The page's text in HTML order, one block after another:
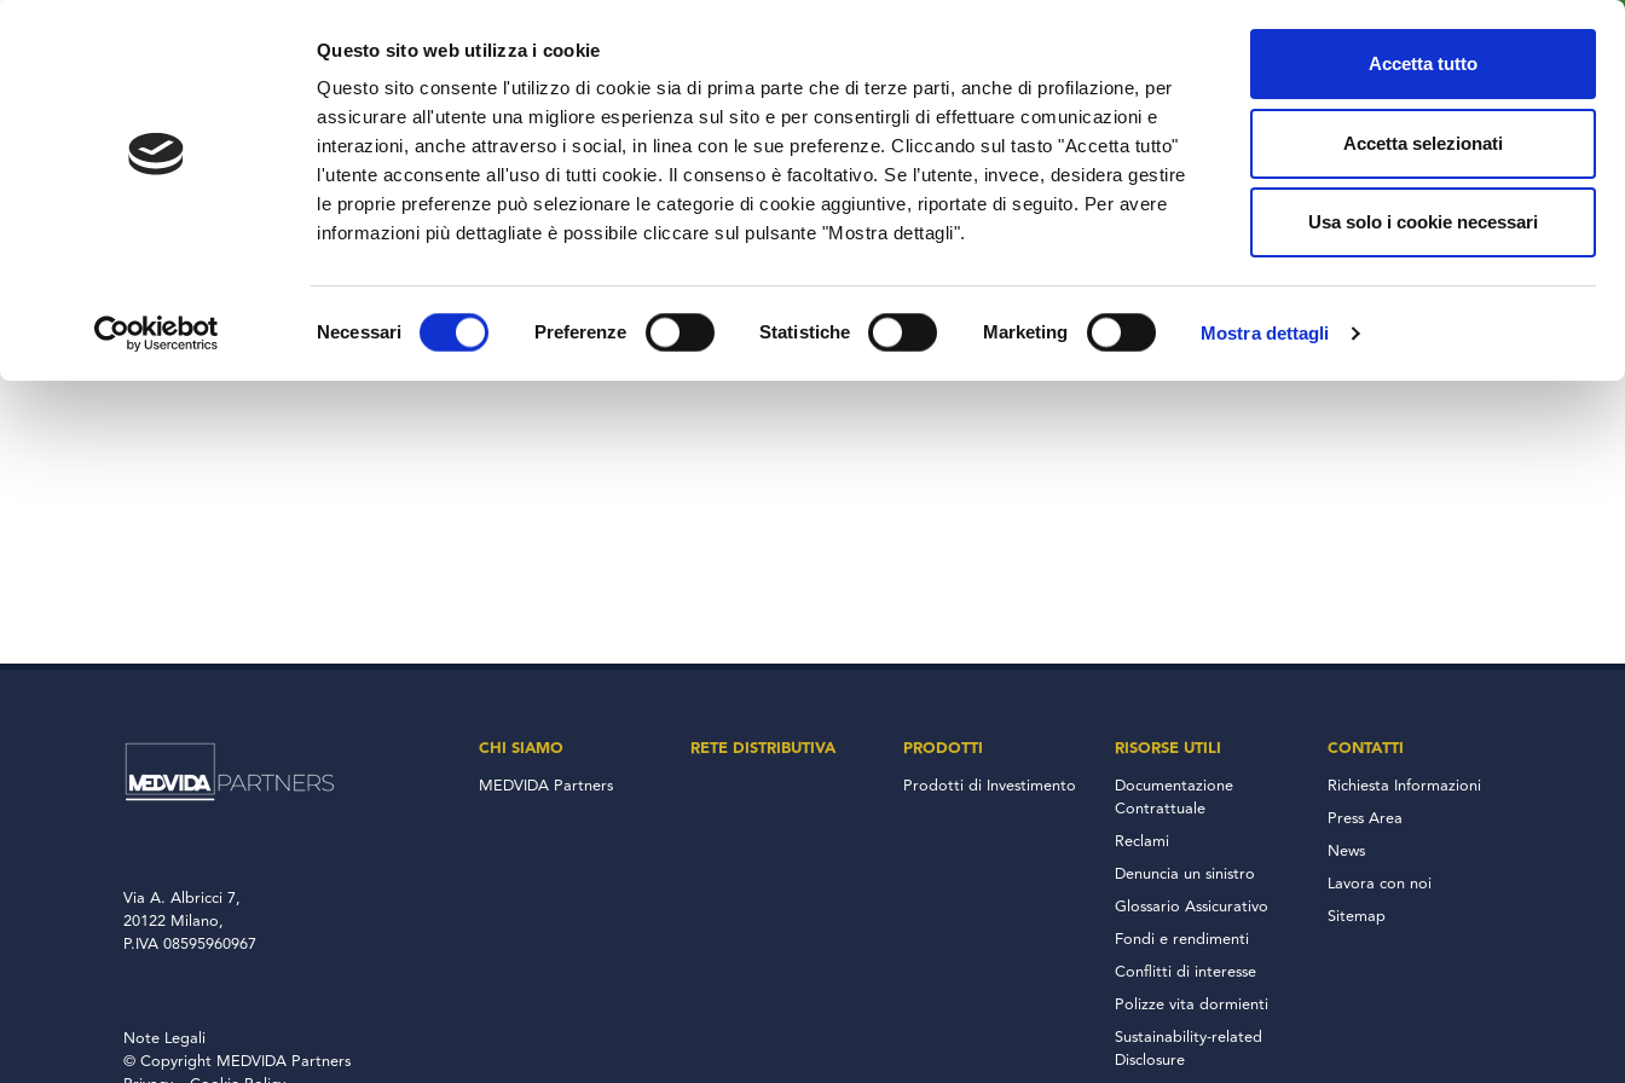
Questo sito web utilizza i cookie
Questo sito consente l'utilizzo di cookie sia di prima parte che di terze parti, anche di profilazione, per
assicurare all'utente una migliore esperienza sul sito e per consentirgli di effettuare comunicazioni e
interazioni, anche attraverso i social, in linea con le sue preferenze. Cliccando sul tasto "Accetta tutto"
l'utente acconsente all'uso di tutti cookie. Il consenso è facoltativo. Se l’utente, invece, desidera gestire
le proprie preferenze può selezionare le categorie di cookie aggiuntive, riportate di seguito. Per avere
informazioni più dettagliate è possibile cliccare sul pulsante "Mostra dettagli".
Necessari Preferenze Statistiche Marketing Mostra dettagli
Accetta tutto
Accetta selezionati
Usa solo i cookie necessari
CHI SIAMO RETE DISTRIBUTIVA PRODOTTI RISORSE UTILI NEWS & BLOG CONTATTI
Home>
LU0106234643
Via A. Albricci 7,
20122 Milano,
P.IVA 08595960967
Note Legali
© Copyright MEDVIDA Partners
CHI SIAMO
MEDVIDA Partners
RETE DISTRIBUTIVA PRODOTTI
Prodotti di Investimento
RISORSE UTILI
Documentazione
Contrattuale
Reclami
Denuncia un sinistro
Glossario Assicurativo
Fondi e rendimenti
Conflitti di interesse
Polizze vita dormienti
Sustainability-related
Disclosure
CONTATTI
Richiesta Informazioni
Press Area
News
Lavora con noi
Sitemap